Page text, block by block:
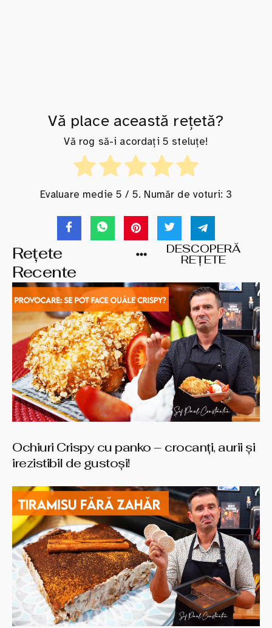
Vă place această rețetă?
Vă rog să-i acordați 5 steluțe!
Evaluare medie5 / 5. Număr de voturi: 3
Rețete
Recente
DESCOPERĂ
REȚETE
Ochiuri Crispy cu panko – crocanți, aurii și
irezistibil de gustoși!